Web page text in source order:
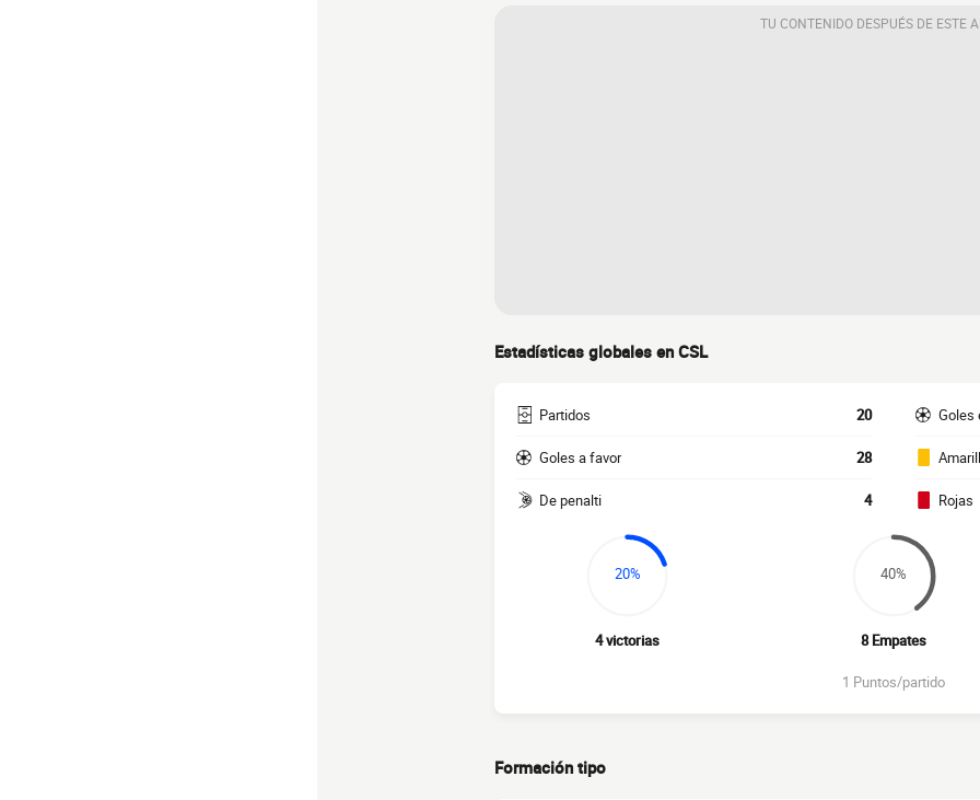
TU CONTENIDO DESPUÉS DE ESTE
Estadísticas globales en CSL
Partidos 20
Goles a favor 28
De penalti 4
Goles
Rojas
20%
4 victorias
40%
8 Empates
1 Puntos/partido
Formación tipo